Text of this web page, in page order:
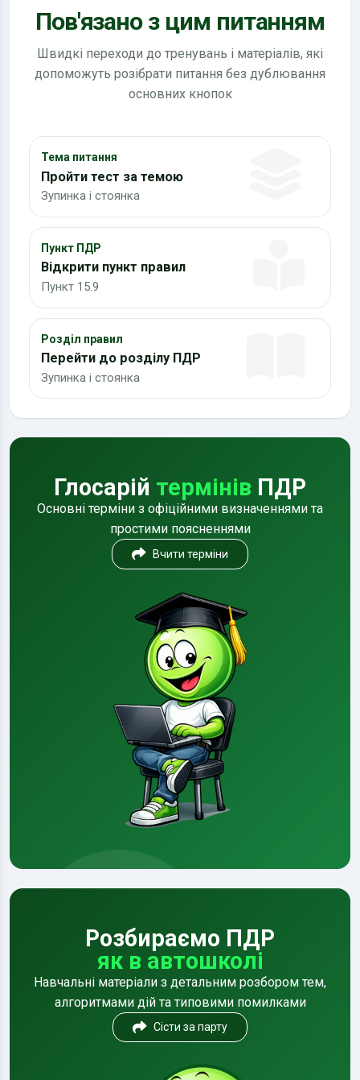
Пов'язано з цим питанням
Швидкі переходи до тренувань і матеріалів, які
допоможуть розібрати питання без дублювання
основних кнопок
Тема питання
Пройти тест за темою
Зупинка і стоянка
Пункт ПДР
Відкрити пункт правил
Пункт 15.9
Розділ правил
Перейти до розділу ПДР
Зупинка і стоянка
Глосарій термінів ПДР
Основні терміни з офіційними визначеннями та
простими поясненнями
Вчити терміни
Розбираємо ПДР
як в автошколі
Навчальні матеріали з детальним розбором тем,
алгоритмами дій та типовими помилками
Сісти за парту